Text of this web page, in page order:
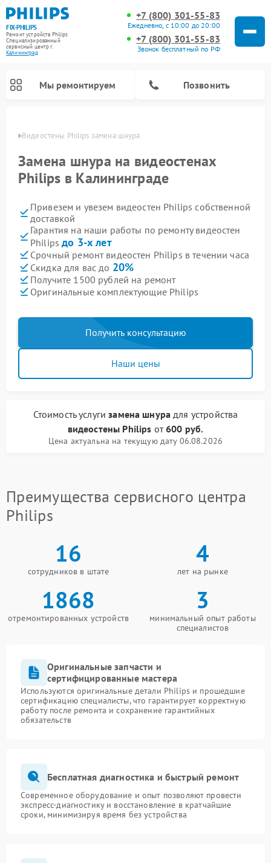
FIX-PHILIPS
Ремонт устройств Philips
Специализированный
cервисный центр г.
Калининград
+7 (800) 301-55-83
Ежедневно, с 10:00 до 20:00
+7 (800) 301-55-83
Звонок бесплатный по РФ
Мы ремонтируем Позвонить
Видеостены Philips замена шнура
Замена шнура на видеостенах
Philips в Калининграде
Привезем и увезем видеостен Philips собственной
доставкой
Гарантия на наши работы по ремонту видеостен
Philipsдо 3-х лет
Срочный ремонт видеостен Philips в течении часа
Скидка для вас до 20%
Получите 1500 рублей на ремонт
Оригинальные комплектующие Philips
Получить консультацию
Наши цены
Стоимость услугизамена шнура для устройства
видеостены Philips от600 руб.
Цена актуальна на текущую дату 06.08.2026
Преимущества сервисного центра
Philips
16
сотрудников в штате
4
лет на рынке
1868
отремонтированных устройств
3
минимальный опыт работы
специалистов
Оригинальные запчасти и
сертифицированные мастера
Используются оригинальные детали Philips и прошедшие
сертификацию специалисты, что гарантирует корректную
работу после ремонта и сохранение гарантийных
обязательств
Бесплатная диагностика и быстрый ремонт
Современное оборудование и опыт позволяют провести
экспресс-диагностику и восстановление в кратчайшие
сроки, минимизируя время без устройства